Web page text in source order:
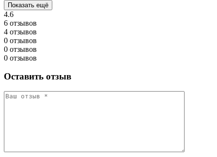
Показать ещё
4.6
6 отзывов
4 отзывов
0 отзывов
0 отзывов
0 отзывов
Оставить отзыв